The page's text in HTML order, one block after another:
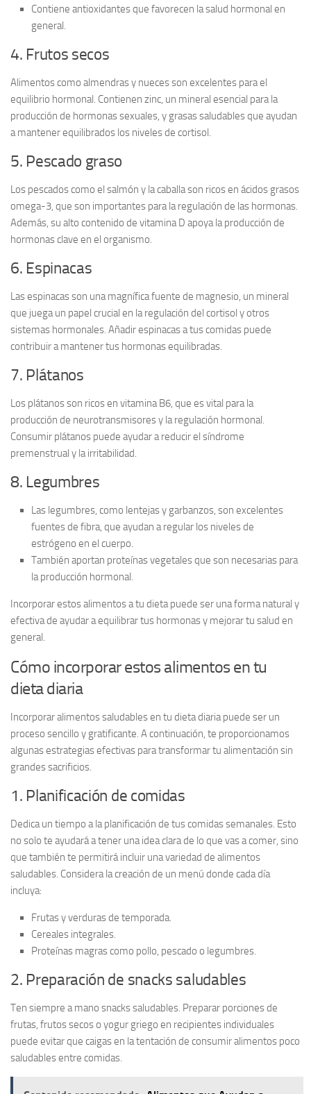
Contiene antioxidantes que favorecen la salud hormonal en
general.
4. Frutos secos
Alimentos como almendras y nuecesson excelentes para el
equilibrio hormonal. Contienen zinc, un mineral esencial para la
producción de hormonas sexuales, y grasas saludables que ayudan
a mantener equilibrados los niveles de cortisol.
5. Pescado graso
Los pescados como el salmón y la caballa son ricos en ácidos grasos
omega-3, que son importantes para la regulación de las hormonas.
Además, su alto contenido de vitamina D apoya la producción de
hormonas clave en el organismo.
6. Espinacas
Las espinacas son una magnífica fuente de magnesio, un mineral
que juega un papel crucial en la regulación del cortisol y otros
sistemas hormonales. Añadir espinacas a tus comidas puede
contribuir a mantener tus hormonas equilibradas.
7. Plátanos
Los plátanos son ricos en vitamina B6, que es vital para la
producción de neurotransmisores y la regulación hormonal.
Consumir plátanos puede ayudar a reducir el síndrome
premenstrual y la irritabilidad.
8. Legumbres
Las legumbres, como lentejas y garbanzos, son excelentes
fuentes de fibra, que ayudan a regular los niveles de
estrógeno en el cuerpo.
También aportan proteínas vegetales que son necesarias para
la producción hormonal.
Incorporar estos alimentos a tu dieta puede ser una forma natural y
efectiva de ayudar a equilibrar tus hormonas y mejorar tu salud en
general.
Cómo incorporar estos alimentos en tu
dieta diaria
Incorporar alimentos saludables en tu dieta diaria puede ser un
proceso sencillo y gratificante. A continuación, te proporcionamos
algunas estrategias efectivas para transformar tu alimentación sin
grandes sacrificios.
1. Planificación de comidas
Dedica un tiempo a laplanificación de tus comidassemanales. Esto
no solo te ayudará a tener una idea clara de lo que vas a comer, sino
que también te permitirá incluir una variedad de alimentos
saludables. Considera la creación de un menú donde cada día
incluya:
Frutas y verduras de temporada.
Cereales integrales.
Proteínas magras como pollo, pescado o legumbres.
2. Preparación de snacks saludables
Ten siempre a mano snacks saludables. Preparar porciones de
frutas, frutos secos o yogur griego en recipientes individuales
puede evitar que caigas en la tentación de consumir alimentos poco
saludables entre comidas.